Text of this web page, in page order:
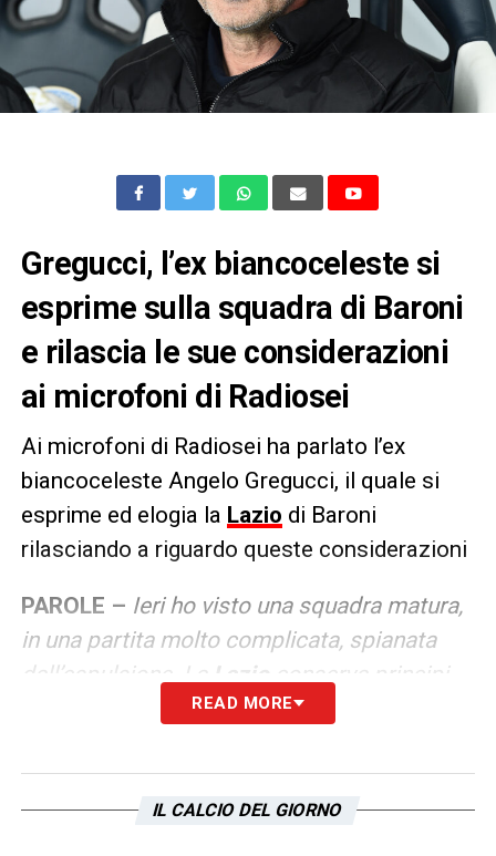
Gregucci, l’ex biancoceleste si
esprime sulla squadra di Baroni
e rilascia le sue considerazioni
ai microfoni di Radiosei
Ai microfoni di Radiosei ha parlato l’ex
biancoceleste Angelo Gregucci, il quale si
esprime ed elogia la Lazio di Baroni
rilasciando a riguardo queste considerazioni
PAROLE – Ieri ho visto una squadra matura,
in una partita molto complicata, spianata
dall’espulsione.
La Lazio
conserva principi
che danno fastidio a tutti. Soprattutto le
centrocampisti centrali si allargano e
permettono al difensore di salire molto. E’
READ MORE
IL CALCIO DEL GIORNO